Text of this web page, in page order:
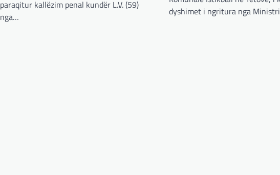
paraqitur kallëzim penal kundër L.V. (59)
nga…
dyshimet i ngritura nga